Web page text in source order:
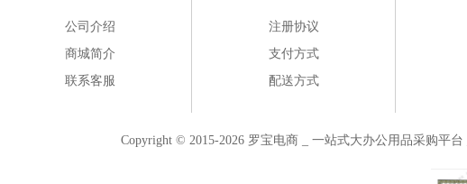
公司介绍
商城简介
联系客服
注册协议
支付方式
配送方式
Copyright © 2015-2026 罗宝电商 _ 一站式大办公用品采购平